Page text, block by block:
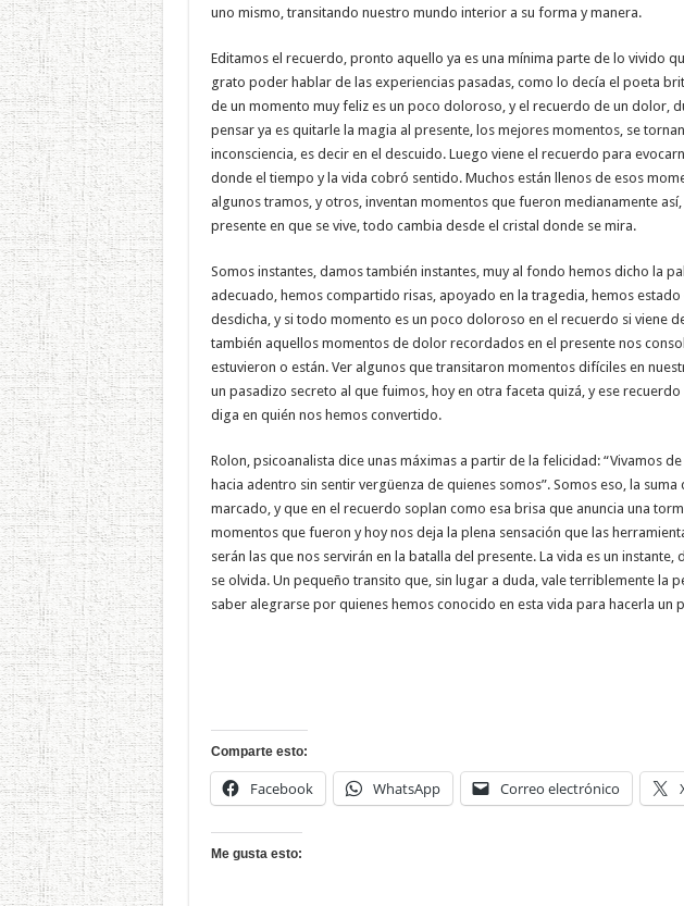
uno mismo, transitando nuestro mundo interior a su forma y manera.
Editamos el recuerdo, pronto aquello ya es una mínima parte de lo vivido
grato poder hablar de las experiencias pasadas, como lo decía el poeta
de un momento muy feliz es un poco doloroso, y el recuerdo de un dolor,
pensar ya es quitarle la magia al presente, los mejores momentos, se
inconsciencia, es decir en el descuido. Luego viene el recuerdo para
donde el tiempo y la vida cobró sentido. Muchos están llenos de esos
algunos tramos, y otros, inventan momentos que fueron medianamente
presente en que se vive, todo cambia desde el cristal donde se mira.
Somos instantes, damos también instantes, muy al fondo hemos dicho la
adecuado, hemos compartido risas, apoyado en la tragedia, hemos estado
desdicha, y si todo momento es un poco doloroso en el recuerdo si viene
también aquellos momentos de dolor recordados en el presente nos
estuvieron o están. Ver algunos que transitaron momentos difíciles en
un pasadizo secreto al que fuimos, hoy en otra faceta quizá, y ese
diga en quién nos hemos convertido.
Rolon, psicoanalista dice unas máximas a partir de la felicidad: “Vivamos
hacia adentro sin sentir vergüenza de quienes somos”. Somos eso, la
marcado, y que en el recuerdo soplan como esa brisa que anuncia una
momentos que fueron y hoy nos deja la plena sensación que las
serán las que nos servirán en la batalla del presente. La vida es un
se olvida. Un pequeño transito que, sin lugar a duda, vale terriblemente la
saber alegrarse por quienes hemos conocido en esta vida para hacerla un
Comparte esto:
Facebook WhatsApp Correo electrónico
Me gusta esto: